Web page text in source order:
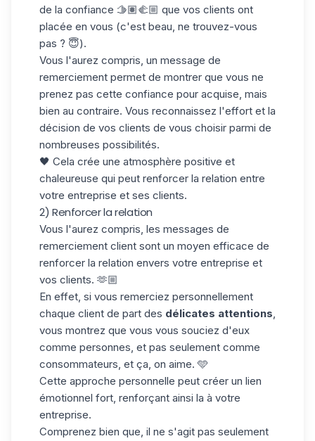
de la confiance 🫱🏽‍🫲🏼 que vos clients ont
placée en vous (c'est beau, ne trouvez-vous
pas ? 😇).
Vous l'aurez compris, un message de
remerciement permet de montrer que vous ne
prenez pas cette confiance pour acquise, mais
bien au contraire. Vous reconnaissez l'effort et la
décision de vos clients de vous choisir parmi de
nombreuses possibilités.
🖤 Cela crée une atmosphère positive et
chaleureuse qui peut renforcer la relation entre
votre entreprise et ses clients.
2) Renforcer la relation
Vous l'aurez compris, les messages de
remerciement client sont un moyen efficace de
renforcer la relation envers votre entreprise et
vos clients. 🫶🏼
En effet, si vous remerciez personnellement
chaque client de part des délicates attentions,
vous montrez que vous vous souciez d'eux
comme personnes, et pas seulement comme
consommateurs, et ça, on aime. 🩵
Cette approche personnelle peut créer un lien
émotionnel fort, renforçant ainsi la à votre
entreprise.
Comprenez bien que, il ne s'agit pas seulement